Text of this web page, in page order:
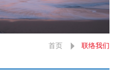
首页 联络我们